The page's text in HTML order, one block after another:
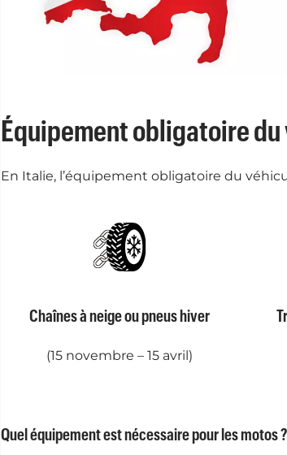
Équipement obligatoire
En Italie, l’équipement obligatoire du
Chaînes à neige ou pneus hiver
(15 novembre – 15 avril)
Quel équipement est nécessaire pour les motos ?